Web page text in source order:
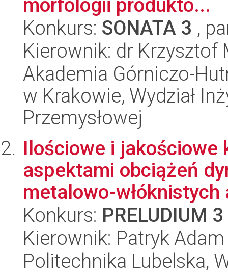
morfologii produktó...
Konkurs: SONATA 3 ,
Kierownik: dr Krzysztof
Akademia Górniczo-
w Krakowie, Wydział
Przemysłowej
Ilościowe i jakościowe
aspektami obciążeń
metalowo-włóknistych
Konkurs: PRELUDIUM 3
Kierownik: Patryk
Politechnika Lubelska,